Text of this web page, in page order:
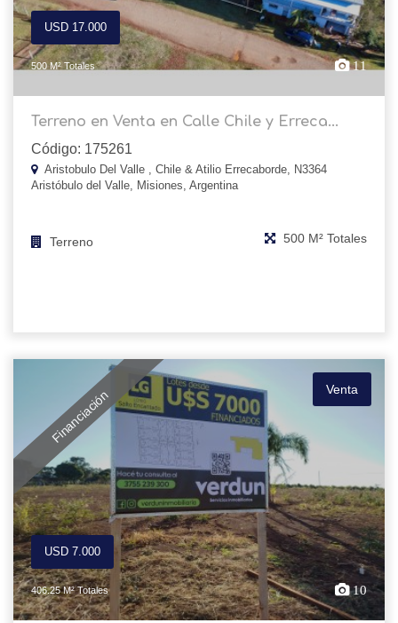
USD 17.000
500 M² Totales 11
Terreno en Venta en Calle Chile y Erreca...
Código: 175261
Aristobulo Del Valle , Chile & Atilio Errecaborde, N3364
Aristóbulo del Valle, Misiones, Argentina
Terreno 500 M² Totales
Financiación Venta
USD 7.000
406.25 M² Totales 10